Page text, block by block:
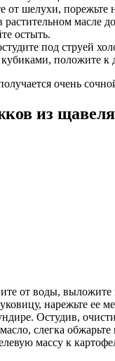
от шелухи,
растительном масле
остыть.
под струей
положите к
очень
из
от воды,
нарежьте ее
Остудив,
слегка
массу к